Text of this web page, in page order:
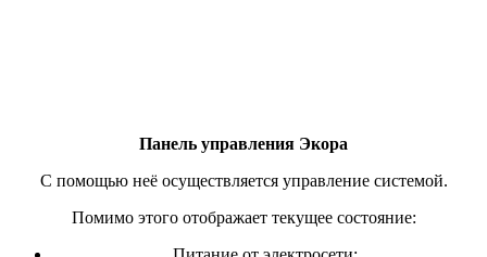
Панель управления Экора
С помощью неё осуществляется управление системой.
Помимо этого отображает текущее состояние: